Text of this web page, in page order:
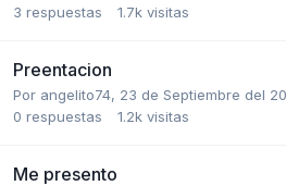
3 respuestas 1.7k visitas
Preentacion
Por angelito74, 23 de Septiembre del
0 respuestas 1.2k visitas
Me presento